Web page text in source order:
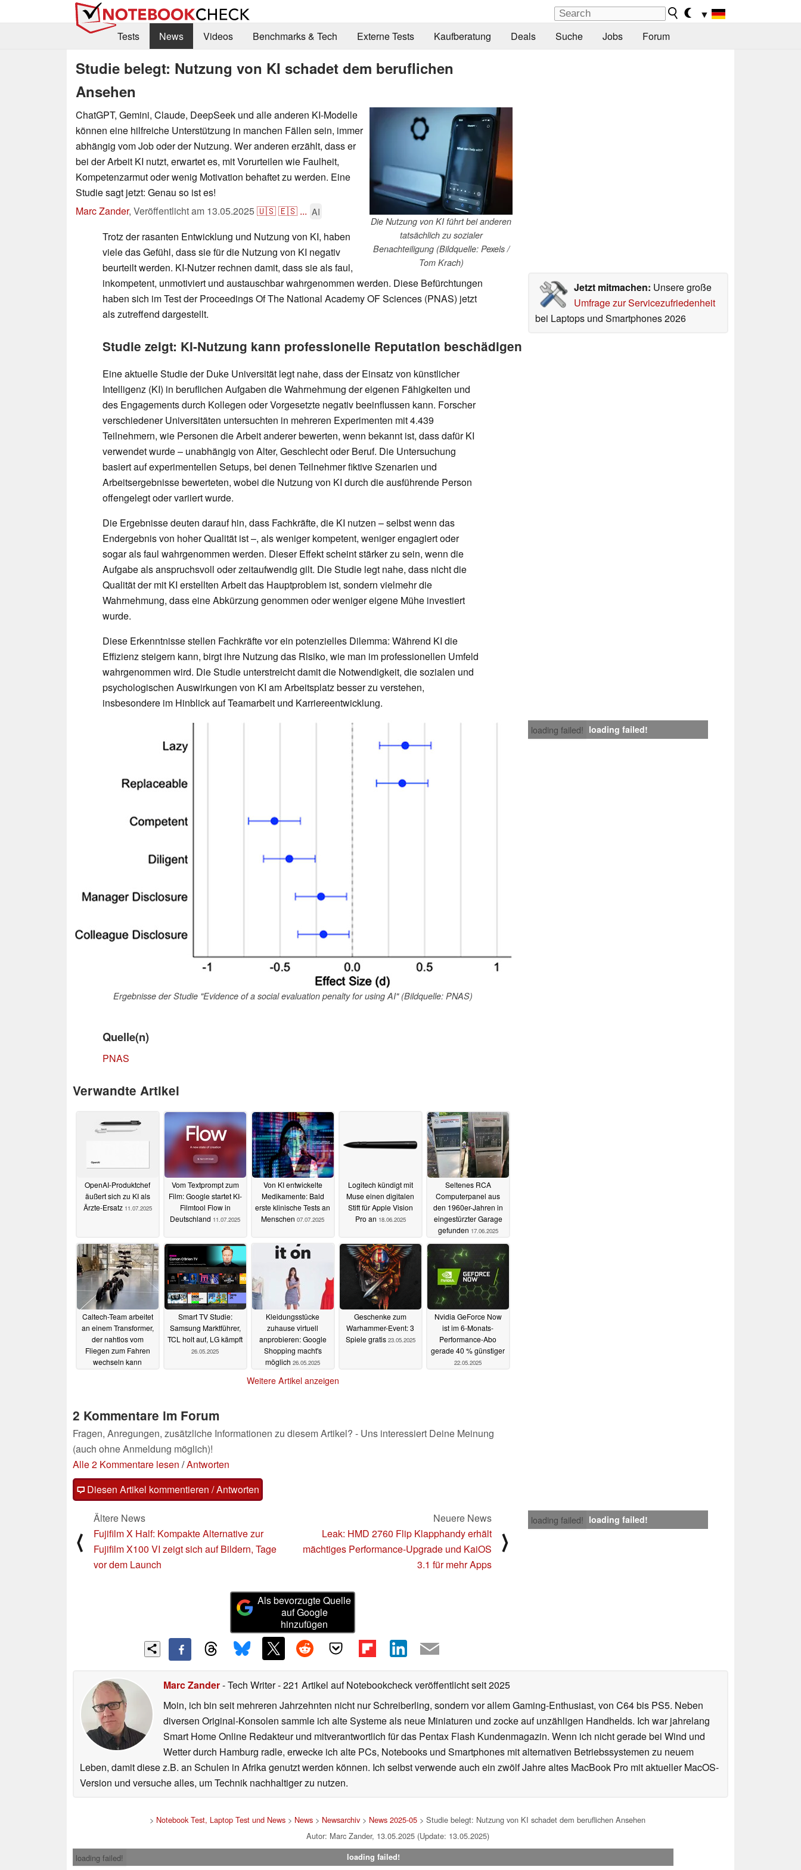
▼
Tests
News Videos Benchmarks & Tech Externe Tests Kaufberatung Deals Suche Jobs Forum
Studie belegt: Nutzung von KI schadet dem beruflichen
Ansehen
Die Nutzung von KI führt bei anderen
tatsächlich zu sozialer
Benachteiligung (Bildquelle: Pexels /
Tom Krach)
ChatGPT, Gemini, Claude, DeepSeek und alle anderen KI-Modelle
können eine hilfreiche Unterstützung in manchen Fällen sein, immer
abhängig vom Job oder der Nutzung. Wer anderen erzählt, dass er
bei der Arbeit KI nutzt, erwartet es, mit Vorurteilen wie Faulheit,
Kompetenzarmut oder wenig Motivation behaftet zu werden. Eine
Studie sagt jetzt: Genau so ist es!
Marc Zander, Veröffentlicht am 13.05.2025🇺🇸🇪🇸 ... AI
Jetzt mitmachen: Unsere große
Umfrage zur Servicezufriedenheit
bei Laptops und Smartphones 2026
Trotz der rasanten Entwicklung und Nutzung von KI, haben
viele das Gefühl, dass sie für die Nutzung von KI negativ
beurteilt werden. KI-Nutzer rechnen damit, dass sie als faul,
inkompetent, unmotiviert und austauschbar wahrgenommen werden. Diese Befürchtungen
haben sich im Test der Proceedings Of The National Academy OF Sciences (PNAS) jetzt
als zutreffend dargestellt.
Studie zeigt: KI-Nutzung kann professionelle Reputation beschädigen
Eine aktuelle Studie der Duke Universität legt nahe, dass der Einsatz von künstlicher
Intelligenz (KI) in beruflichen Aufgaben die Wahrnehmung der eigenen Fähigkeiten und
des Engagements durch Kollegen oder Vorgesetzte negativ beeinflussen kann. Forscher
verschiedener Universitäten untersuchten in mehreren Experimenten mit 4.439
Teilnehmern, wie Personen die Arbeit anderer bewerten, wenn bekannt ist, dass dafür KI
verwendet wurde – unabhängig von Alter, Geschlecht oder Beruf. Die Untersuchung
basiert auf experimentellen Setups, bei denen Teilnehmer fiktive Szenarien und
Arbeitsergebnisse bewerteten, wobei die Nutzung von KI durch die ausführende Person
offengelegt oder variiert wurde.
Die Ergebnisse deuten darauf hin, dass Fachkräfte, die KI nutzen – selbst wenn das
Endergebnis von hoher Qualität ist –, als weniger kompetent, weniger engagiert oder
sogar als faul wahrgenommen werden. Dieser Effekt scheint stärker zu sein, wenn die
Aufgabe als anspruchsvoll oder zeitaufwendig gilt. Die Studie legt nahe, dass nicht die
Qualität der mit KI erstellten Arbeit das Hauptproblem ist, sondern vielmehr die
Wahrnehmung, dass eine Abkürzung genommen oder weniger eigene Mühe investiert
wurde.
Diese Erkenntnisse stellen Fachkräfte vor ein potenzielles Dilemma: Während KI die
Effizienz steigern kann, birgt ihre Nutzung das Risiko, wie man im professionellen Umfeld
wahrgenommen wird. Die Studie unterstreicht damit die Notwendigkeit, die sozialen und
psychologischen Auswirkungen von KI am Arbeitsplatz besser zu verstehen,
insbesondere im Hinblick auf Teamarbeit und Karriereentwicklung.
loading failed! loading failed!
Ergebnisse der Studie "Evidence of a social evaluation penalty for using AI" (Bildquelle: PNAS)
Quelle(n)
PNAS
Verwandte Artikel
OpenAI-Produktchef
äußert sich zu KI als
Ärzte-Ersatz 11.07.2025
Vom Textprompt zum
Film: Google startet KI-
Filmtool Flow in
Deutschland 11.07.2025
Von KI entwickelte
Medikamente: Bald
erste klinische Tests an
Menschen 07.07.2025
Logitech kündigt mit
Muse einen digitalen
Stift für Apple Vision
Pro an 18.06.2025
Seltenes RCA
Computerpanel aus
den 1960er-Jahren in
eingestürzter Garage
gefunden 17.06.2025
Caltech-Team arbeitet
an einem Transformer,
der nahtlos vom
Fliegen zum Fahren
wechseln kann
Smart TV Studie:
Samsung Marktführer,
TCL holt auf, LG kämpft
26.05.2025
Kleidungsstücke
zuhause virtuell
anprobieren: Google
Shopping macht's
möglich 26.05.2025
Geschenke zum
Warhammer-Event: 3
Spiele gratis 23.05.2025
Nvidia GeForce Now
ist im 6-Monats-
Performance-Abo
gerade 40 % günstiger
22.05.2025
Weitere Artikel anzeigen
2 Kommentare im Forum
Fragen, Anregungen, zusätzliche Informationen zu diesem Artikel? - Uns interessiert Deine Meinung
(auch ohne Anmeldung möglich)!
Alle 2 Kommentare lesen /Antworten
Diesen Artikel kommentieren / Antworten
loading failed! loading failed!
⟨
Ältere News
Fujifilm X Half: Kompakte Alternative zur
Fujifilm X100 VI zeigt sich auf Bildern, Tage
vor dem Launch
Neuere News
Leak: HMD 2760 Flip Klapphandy erhält
mächtiges Performance-Upgrade und KaiOS
3.1 für mehr Apps
⟩
Als bevorzugte Quelle
auf Google
hinzufügen
Marc Zander- Tech Writer- 221 Artikel auf Notebookcheck veröffentlichtseit 2025
Moin, ich bin seit mehreren Jahrzehnten nicht nur Schreiberling, sondern vor allem Gaming-Enthusiast, von C64 bis PS5. Neben
diversen Original-Konsolen sammle ich alte Systeme als neue Miniaturen und zocke auf unzähligen Handhelds. Ich war jahrelang
Smart Home Online Redakteur und mitverantwortlich für das Pentax Flash Kundenmagazin. Wenn ich nicht gerade bei Wind und
Wetter durch Hamburg radle, erwecke ich alte PCs, Notebooks und Smartphones mit alternativen Betriebssystemen zu neuem
Leben, damit diese z.B. an Schulen in Afrika genutzt werden können. Ich selbst verwende auch ein zwölf Jahre altes MacBook Pro mit aktueller MacOS-
Version und versuche alles, um Technik nachhaltiger zu nutzen.
> Notebook Test, Laptop Test und News > News > Newsarchiv > News 2025-05 > Studie belegt: Nutzung von KI schadet dem beruflichen Ansehen
Autor: Marc Zander, 13.05.2025 (Update: 13.05.2025)
loading failed!
loading failed!